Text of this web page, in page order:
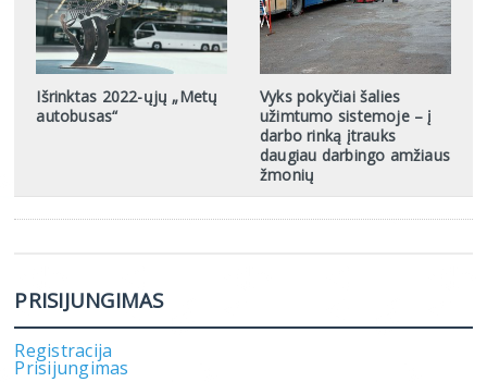
Išrinktas 2022-ųjų „Metų
autobusas“
Vyks pokyčiai šalies
užimtumo sistemoje – į
darbo rinką įtrauks
daugiau darbingo amžiaus
žmonių
PRISIJUNGIMAS
Registracija
Prisijungimas